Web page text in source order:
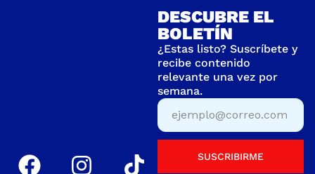
DESCUBRE EL
BOLETÍN
¿Estas listo? Suscríbete y
recibe contenido
relevante una vez por
semana.
SUSCRIBIRME